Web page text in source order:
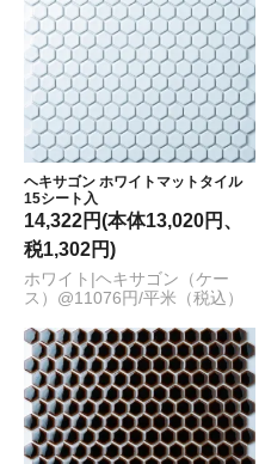
ヘキサゴン ホワイトマットタイル
15シート入
14,322円(本体13,020円、
税1,302円)
ホワイト|ヘキサゴン（ケー
ス）@11076円/平米（税込）